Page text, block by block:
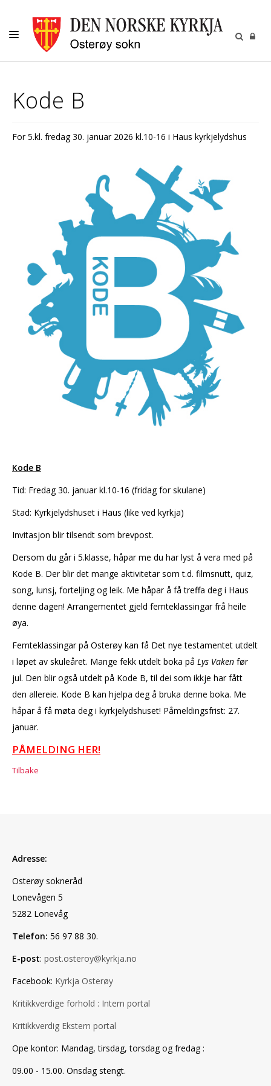
OSTERØY SOKN
GRAVPLASSFORVALTING
Kode B
For 5.kl. fredag 30. januar 2026 kl.10-16 i Haus kyrkjelydshus
Kode B
Tid: Fredag 30. januar kl.10-16 (fridag for skulane)
Stad: Kyrkjelydshuset i Haus (like ved kyrkja)
Invitasjon blir tilsendt som brevpost.
Dersom du går i 5.klasse, håpar me du har lyst å vera med på
Kode B. Der blir det mange aktivitetar som t.d. filmsnutt, quiz,
song, lunsj, forteljing og leik. Me håpar å få treffa deg i Haus
denne dagen! Arrangementet gjeld femteklassingar frå heile
øya.
Femteklassingar på Osterøy kan få Det nye testamentet utdelt
i løpet av skuleåret. Mange fekk utdelt boka på Lys Vaken før
jul. Den blir også utdelt på Kode B, til dei som ikkje har fått
den allereie. Kode B kan hjelpa deg å bruka denne boka. Me
håpar å få møta deg i kyrkjelydshuset! Påmeldingsfrist: 27.
januar.
PÅMELDING HER!
Tilbake
Adresse:
Osterøy sokneråd
Lonevågen 5
5282 Lonevåg
Telefon: 56 97 88 30.
E-post: post.osteroy@kyrkja.no
Facebook: Kyrkja Osterøy
Kritikkverdige forhold : Intern portal
Kritikkverdig Ekstern portal
Ope kontor: Mandag, tirsdag, torsdag og fredag :
09.00 - 15.00. Onsdag stengt.